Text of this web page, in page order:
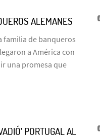
ALEMANES
familia de banqueros
a América con
una promesa que
PORTUGAL AL